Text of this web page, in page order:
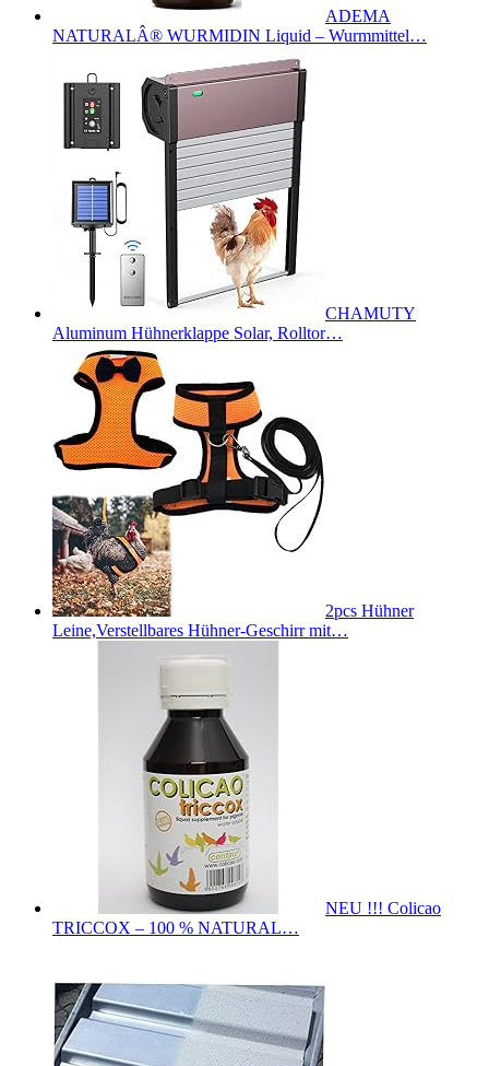
ADEMA
NATURALÂ® WURMIDIN Liquid – Wurmmittel…
CHAMUTY
Aluminum Hühnerklappe Solar, Rolltor…
2pcs Hühner
Leine,Verstellbares Hühner-Geschirr mit…
NEU !!! Colicao
TRICCOX – 100 % NATURAL…